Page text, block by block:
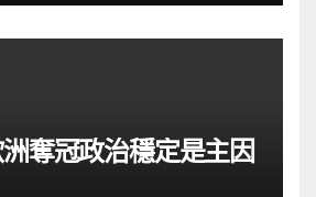
奪冠政治穩定是主因